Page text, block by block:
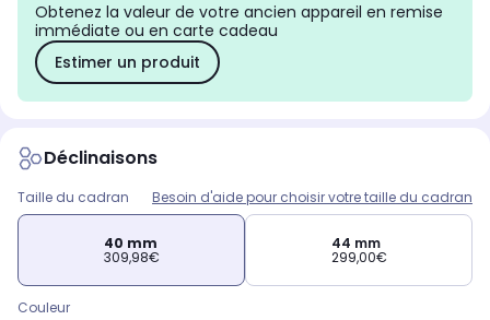
Obtenez la valeur de votre ancien appareil en remise
immédiate ou en carte cadeau
Estimer un produit
Déclinaisons
Taille du cadran Besoin d'aide pour choisir votre taille du cadran
40 mm
309,98€
44 mm
299,00€
Couleur